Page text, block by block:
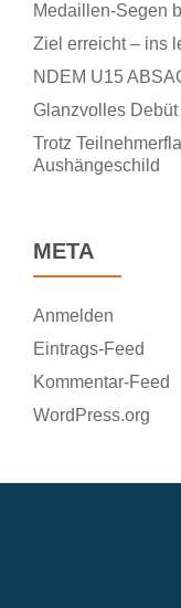
Medaillen-Segen
Ziel erreicht – ins
NDEM U15
Glanzvolles
Trotz
Aushängeschild
META
Anmelden
Eintrags-Feed
Kommentar-Feed
WordPress.org